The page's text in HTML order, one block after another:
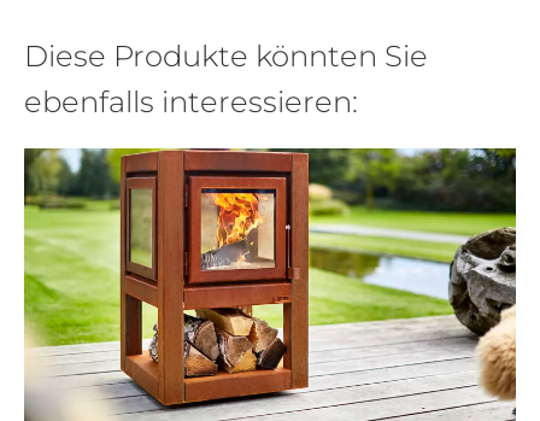
Diese Produkte könnten Sie
ebenfalls interessieren: